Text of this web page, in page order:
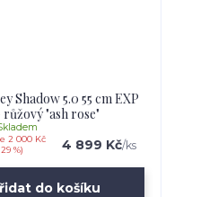
Shadow 5.0 55 cm EXP
růžový "ash rose"
2 000 Kč
%)
4 899 Kč/ks
do košíku